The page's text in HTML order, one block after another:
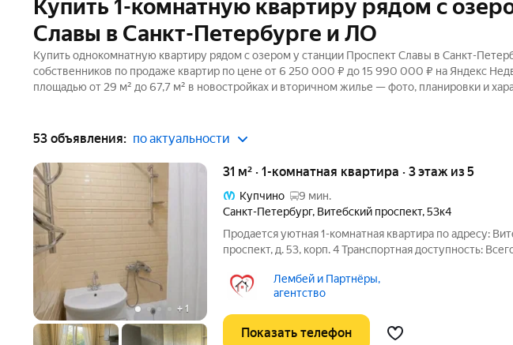
Купить 1-комнатную квартиру рядом с
Славы в Санкт-Петербурге и ЛО
Купить однокомнатную квартиру рядом с озером у станции Проспект Славы в Санкт-
собственников по продаже квартир по цене от 6 250 000 ₽ до 15 990 000 ₽ на Яндекс
площадью от 29 м² до 67,7 м² в новостройках и вторичном жилье — фото, планировки и
53 объявления: по актуальности
+ 1
31 м² · 1-комнатная квартира · 3 этаж из 5
Купчино
9 мин.
Санкт-Петербург, Витебский проспект,53к4
Продается уютная 1-комнатная квартира по адресу:
проспект, д. 53, корп. 4 Транспортная доступность:
курсируют электропоезда Витебского направления.
находятся
Лембей и Партнёры,
агентство
Показать телефон